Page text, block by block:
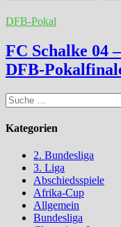
DFB-Pokal
FC Schalke 04
DFB-
Suche
nach:
Kategorien
2. Bundesliga
3. Liga
Abschiedsspiele
Afrika-Cup
Allgemein
Bundesliga